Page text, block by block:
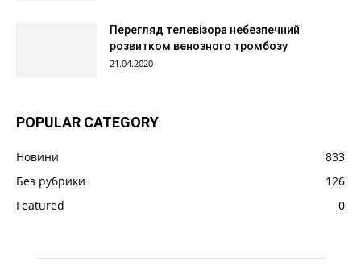
Перегляд телевізора небезпечний
розвитком венозного тромбозу
21.04.2020
POPULAR CATEGORY
Новини
833
Без рубрики
126
Featured
0